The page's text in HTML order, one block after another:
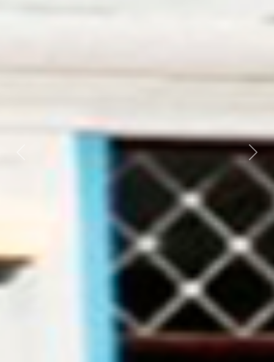
Next